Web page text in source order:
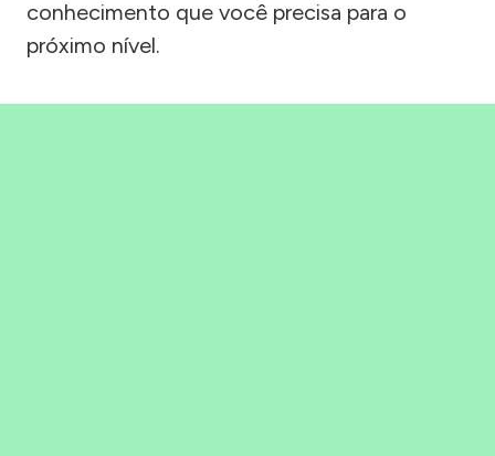
conhecimento que você precisa para o
próximo nível.